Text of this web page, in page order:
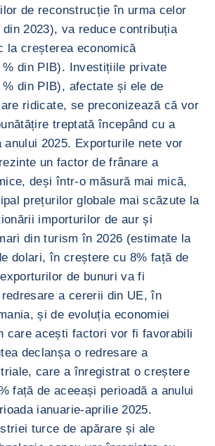
de reconstrucție în urma celor
2023), va reduce contribuția
la creșterea economică
din PIB). Investițiile private
din PIB), afectate și ele de
ridicate, se preconizează că vor
treptată începând cu a
anului 2025. Exporturile nete vor
un factor de frânare a
deși într-o măsură mai mică,
prețurilor globale mai scăzute la
importurilor de aur și
din turism în 2026 (estimate la
dolari, în creștere cu 8% față de
de bunuri va fi
a cererii din UE, în
și de evoluția economiei
care acești factori vor fi favorabili
declanșa o redresare a
care a înregistrat o creștere
față de aceeași perioadă a anului
ianuarie-aprilie 2025.
turce de apărare și ale